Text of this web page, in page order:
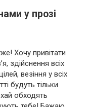
у прозі
Хочу привітати
здійснення всіх
везіння у всіх
будуть тільки
обходять